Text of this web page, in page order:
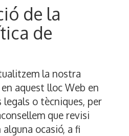
de la
de
la nostra
aquest lloc Web en
o tècniques, per
que revisi
ocasió, a fi